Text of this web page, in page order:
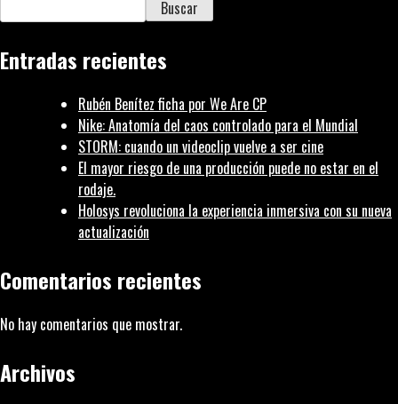
Buscar
Entradas recientes
Rubén Benítez ficha por We Are CP
Nike: Anatomía del caos controlado para el Mundial
STORM: cuando un videoclip vuelve a ser cine
El mayor riesgo de una producción puede no estar en el
rodaje.
Holosys revoluciona la experiencia inmersiva con su nueva
actualización
Comentarios recientes
No hay comentarios que mostrar.
Archivos